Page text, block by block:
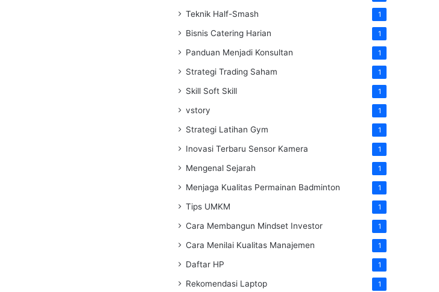
Teknik Half-Smash 1
Bisnis Catering Harian 1
Panduan Menjadi Konsultan 1
Strategi Trading Saham 1
Skill Soft Skill 1
vstory 1
Strategi Latihan Gym 1
Inovasi Terbaru Sensor Kamera 1
Mengenal Sejarah 1
Menjaga Kualitas Permainan Badminton 1
Tips UMKM 1
Cara Membangun Mindset Investor 1
Cara Menilai Kualitas Manajemen 1
Daftar HP 1
Rekomendasi Laptop 1